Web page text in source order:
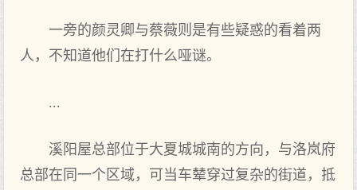
一旁的颜灵卿与蔡薇则是有些疑惑的看着两
人，不知道他们在打什么哑谜。
...
溪阳屋总部位于大夏城城南的方向，与洛岚府
总部在同一个区域，可当车辇穿过复杂的街道，抵